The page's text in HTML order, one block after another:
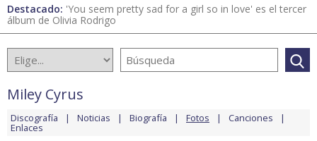
Destacado: 'You seem pretty sad for a girl so in love' es el tercer
álbum de Olivia Rodrigo
Miley Cyrus
Discografía Noticias Biografía Fotos Canciones
Enlaces